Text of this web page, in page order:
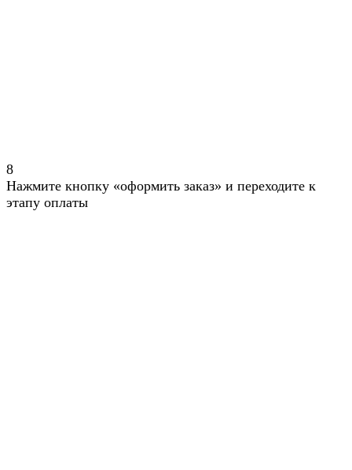
8
Нажмите кнопку «оформить заказ» и переходите к
этапу оплаты